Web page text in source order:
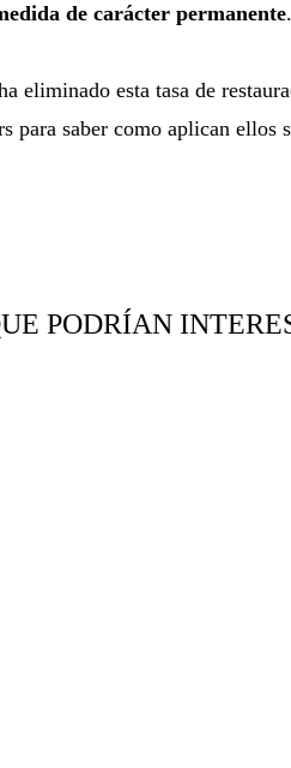
de carácter permanente.
eliminado esta tasa de
para saber como aplican
PODRÍAN